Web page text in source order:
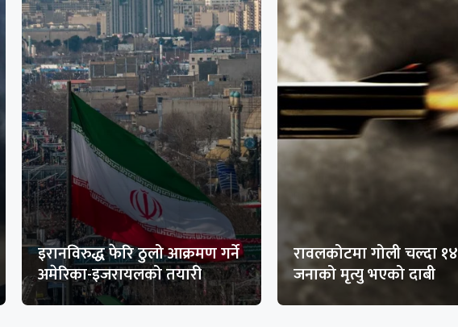
इरानविरुद्ध फेरि ठुलो आक्रमण गर्ने
अमेरिका-इजरायलको तयारी
रावलकोटमा गोली चल्दा १४
जनाको मृत्यु भएको दाबी